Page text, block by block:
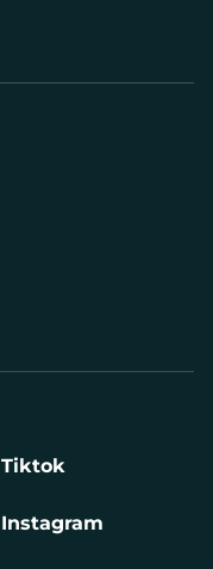
Tiktok
Instagram